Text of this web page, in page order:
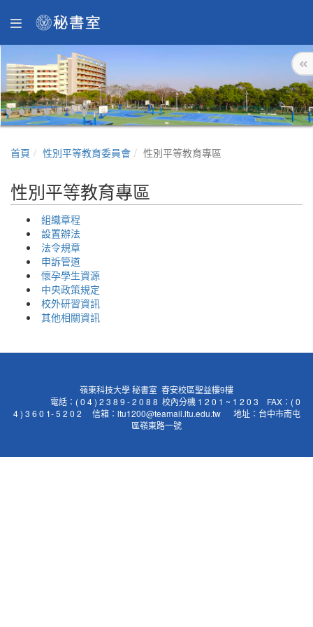
首頁 性別平等教育委員會 性別平等教育專區
性別平等教育專區
組織章程
設置辦法
法令規章
申訴管道
懷孕學生資源
中央政策規定
校外研習資訊
其他相關資訊
嶺東科技大學 秘書室 春安校區聖益樓9樓
電話：( 0 4 ) 2 3 8 9 - 2 0 8 8 校內分機 1 2 0 1 ~ 1 2 0 3 FAX：( 0
4 ) 3 6 0 1- 5 2 0 2 信箱：ltu1200@teamail.ltu.edu.tw 地址：台中市南屯
區嶺東路一號